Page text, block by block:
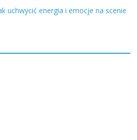
uchwycić energia i emocje na scenie